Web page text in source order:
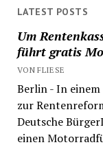
LATEST POSTS
Um
führt gratis
VON FLIESE
Berlin - In
zur
Deutsche
einen